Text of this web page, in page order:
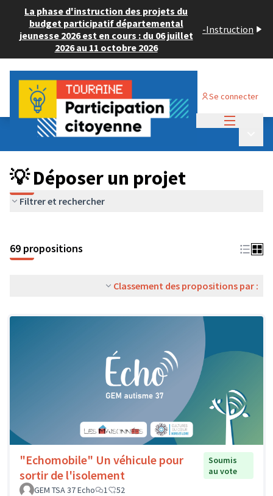
La phase d'instruction des projets du
budget participatif départemental
jeunesse 2026 est en cours : du 06 juillet
2026 au 11 octobre 2026
-Instruction
Se connecter
Budget Participatif ADULTE 2024
💡 Déposer un projet
💡 Déposer un projet
Filtrer et rechercher
69 propositions
Classement des propositions par :
"Echomobile" Un véhicule pour
sortir de l'isolement
Soumis
au vote
GEM TSA 37 Echo
1 52